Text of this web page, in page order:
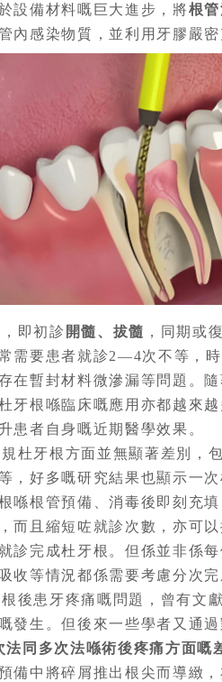
設備材料嘅巨大進步，將根
內感染物質，並利用牙膠嚴密
即初診 開髓、拔髓 ，同期或
需要患者就診2—4次不等，
在暫封材料微滲漏等問題。
牙根喺臨床嘅應用亦都越來
患者自身嘅近期醫學效果。
杜牙根方面並無顯著差別，
，好多嘅研究結果也顯示一
喺根管預備、消毒後即刻充
而且縮短咗就診次數，亦可
診完成杜牙根。但係並非係
收等情況都係需要考慮分次完
後患牙疼痛嘅問題，曾有文
發生。但後來一些學者又通
同多次法喺術後疼痛方面嘅
備中將碎屑推出根尖而導緻